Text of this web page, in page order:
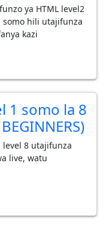
ya HTML level2
hili utajifunza
kazi
1 somo la 8
level 8 utajifunza
live, watu